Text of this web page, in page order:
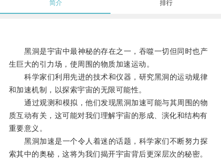
简介 排行
黑洞是宇宙中最神秘的存在之一，吞噬一切但同时也产
生巨大的引力场，使周围的物质加速运动。
科学家们利用先进的技术和仪器，研究黑洞的运动规律
和加速机制，以探索宇宙的无限可能性。
通过观测和模拟，他们发现黑洞加速可能与其周围的物
质互动有关，这可能对我们理解宇宙的形成、演化和结构有
重要意义。
黑洞加速是一个令人着迷的话题，科学家们不断努力探
索其中的奥秘，这将为我们揭开宇宙背后更深层次的秘密。